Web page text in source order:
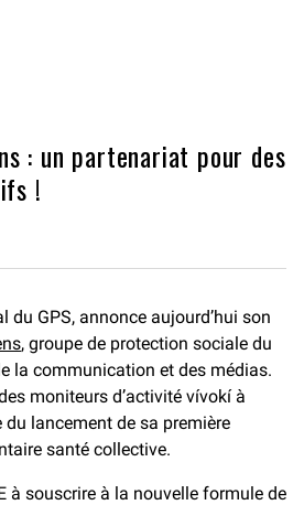
: un partenariat pour des
!
du GPS, annonce aujourd’hui son
, groupe de protection sociale du
la communication et des médias.
moniteurs d’activité vívokí à
du lancement de sa première
santé collective.
à souscrire à la nouvelle formule de